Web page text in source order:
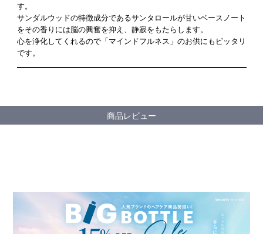
す。
サンダルウッドの特徴成分であるサンタロールが甘いベースノート
をその香りには脳の興奮を抑え、静寂をもたらします。
心を浄化してくれるので「マインドフルネス」のお供にもピッタリ
です。
商品レビュー